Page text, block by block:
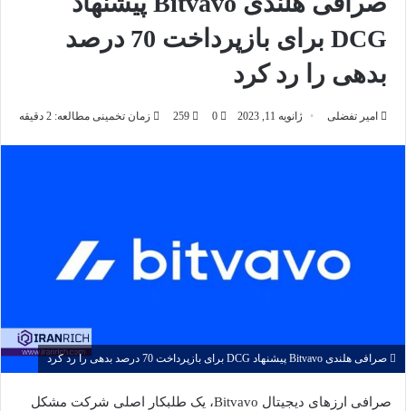
DCG برای بازپرداخت 70 درصد
بدهی را رد کرد
امیر تفضلی ژانویه 11, 2023 0
259 زمان تخمینی مطالعه: 2 دقیقه
صرافی هلندی Bitvavo پیشنهاد DCG برای بازپرداخت 70 درصد بدهی را رد کرد
صرافی ارزهای دیجیتال Bitvavo، یک طلبکار اصلی شرکت مشکل